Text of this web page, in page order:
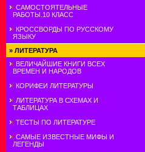
САМОСТОЯТЕЛЬНЫЕ
РАБОТЫ.10 КЛАСС
КРОССВОРДЫ ПО РУССКОМУ
ЯЗЫКУ
» ЛИТЕРАТУРА
ВЕЛИЧАЙШИЕ КНИГИ ВСЕХ
ВРЕМЕН И НАРОДОВ
КОРИФЕИ ЛИТЕРАТУРЫ
ЛИТЕРАТУРА В СХЕМАХ И
ТАБЛИЦАХ
ТЕСТЫ ПО ЛИТЕРАТУРЕ
САМЫЕ ИЗВЕСТНЫЕ МИФЫ И
ЛЕГЕНДЫ